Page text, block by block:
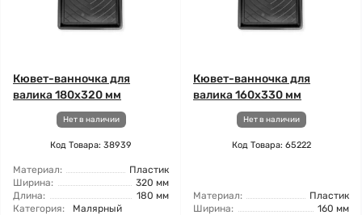
Кювет-ванночка для
валика 180x320 мм
Нет в наличии
Код Товара: 38939
Материал:
Пластик
Ширина:
320 мм
Длина:
180 мм
Категория:
Малярный
Кювет-ванночка для
валика 160x330 мм
Нет в наличии
Код Товара: 65222
Материал:
Пластик
Ширина:
160 мм